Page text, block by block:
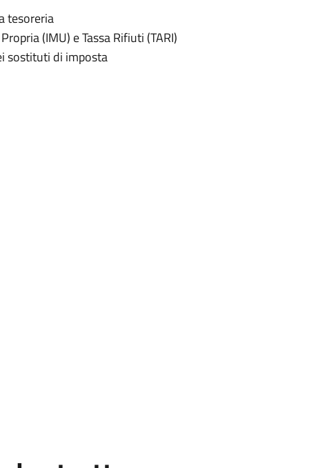
tesoreria
(IMU) e Tassa Rifiuti (TARI)
sostituti di imposta